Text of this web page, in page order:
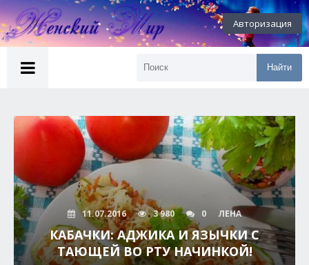
Авторизация
Найти
11.07.2016 3 980 0 ЛЕНА
КАБАЧКИ: АДЖИКА И ЯЗЫЧКИ С
ТАЮЩЕЙ ВО РТУ НАЧИНКОЙ!